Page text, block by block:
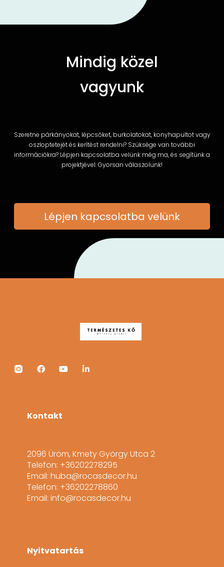
Mindig közel
vagyunk
Szeretne párkányokat, lépcsőket, burkolatokat, konyhapultot vagy
oszloptetejét és kerítést rendelni? Szüksége van további
információkra? Lépjen kapcsolatba velünk még ma, és segítünk a
projektjével. Gyorsan válaszolunk!
Lépjen kapcsolatba velünk
Kontakt
2096 Üröm, Kmety György Utca 2
Telefon: +36202278295
Email: huba@rocasdecor.hu
Telefon: +36202278860
Email: info@rocasdecor.hu
Nyitvatartás